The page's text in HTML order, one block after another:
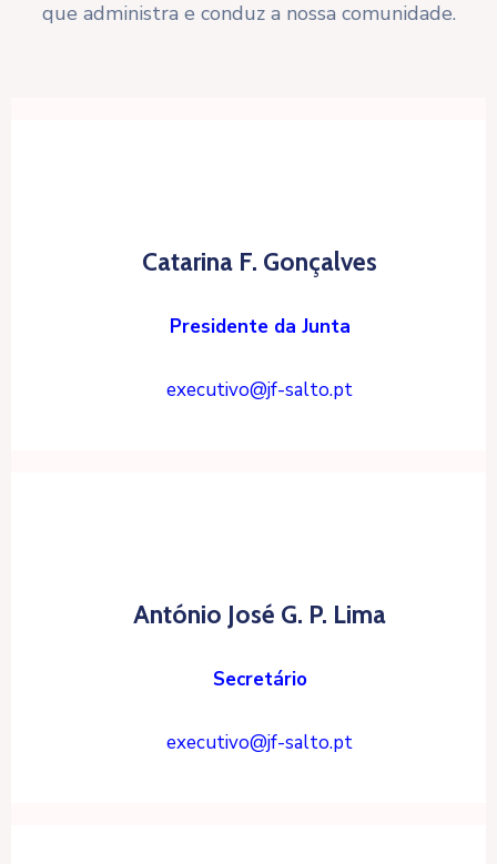
que administra e conduz a nossa comunidade.
Catarina F. Gonçalves
Presidente da Junta
executivo@jf-salto.pt
António José G. P. Lima
Secretário
executivo@jf-salto.pt